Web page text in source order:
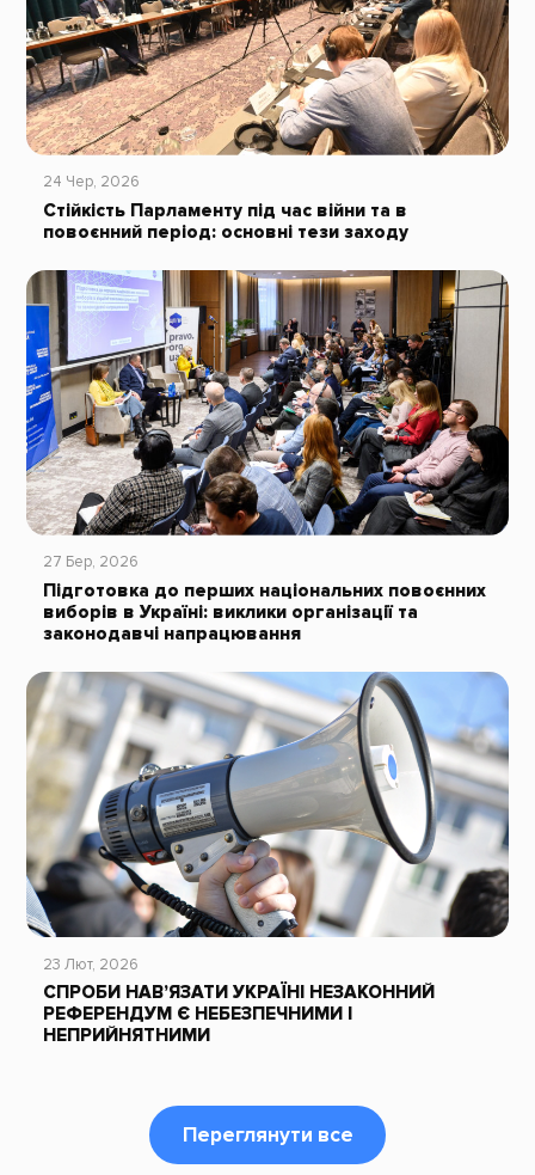
24 Чер, 2026
Стійкість Парламенту під час війни та в
повоєнний період: основні тези заходу
27 Бер, 2026
Підготовка до перших національних повоєнних
виборів в Україні: виклики організації та
законодавчі напрацювання
23 Лют, 2026
СПРОБИ НАВ’ЯЗАТИ УКРАЇНІ НЕЗАКОННИЙ
РЕФЕРЕНДУМ Є НЕБЕЗПЕЧНИМИ І
НЕПРИЙНЯТНИМИ
Переглянути все